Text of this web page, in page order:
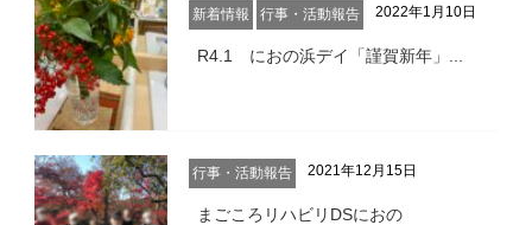
新着情報 行事・活動報告 2022年1月10日
R4.1 におの浜デイ「謹賀新年」...
行事・活動報告 2021年12月15日
まごころリハビリDSにおの